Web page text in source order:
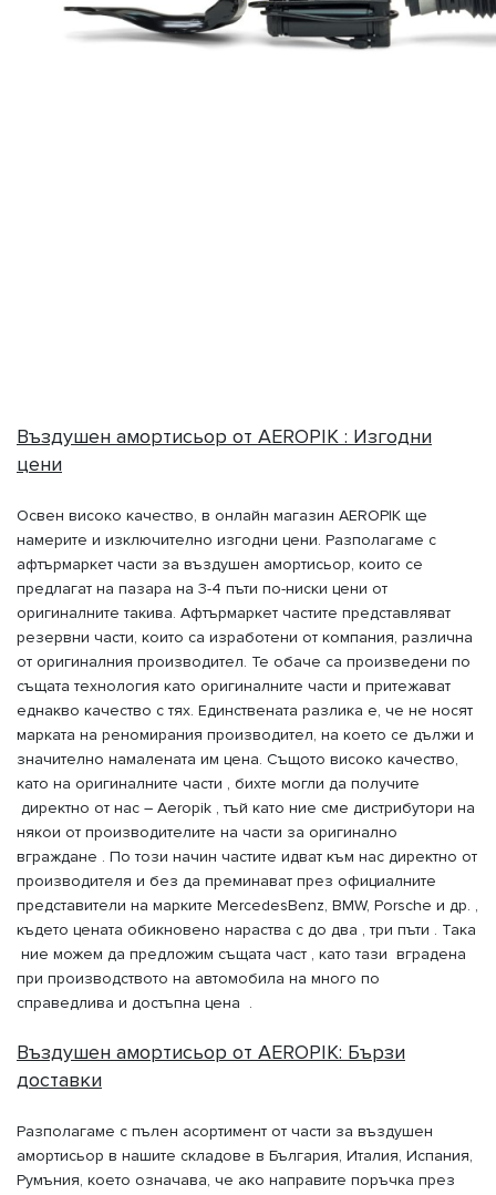
Въздушен амортисьор от AEROPIK : Изгодни
цени
Освен високо качество, в онлайн магазин AEROPIK ще
намерите и изключително изгодни цени. Разполагаме с
афтърмаркет части за въздушен амортисьор, които се
предлагат на пазара на 3-4 пъти по-ниски цени от
оригиналните такива. Афтърмаркет частите представляват
резервни части, които са изработени от компания, различна
от оригиналния производител. Те обаче са произведени по
същата технология като оригиналните части и притежават
еднакво качество с тях. Единствената разлика е, че не носят
марката на реномирания производител, на което се дължи и
значително намалената им цена. Същото високо качество,
като на оригиналните части , бихте могли да получите
директно от нас – Aeropik , тъй като ние сме дистрибутори на
някои от производителите на части за оригинално
вграждане . По този начин частите идват към нас директно от
производителя и без да преминават през официалните
представители на марките MercedesBenz, BMW, Porsche и др. ,
където цената обикновено нараства с до два , три пъти . Така
ние можем да предложим същата част , като тази вградена
при производството на автомобила на много по
справедлива и достъпна цена .
Въздушен амортисьор от AEROPIK: Бързи
доставки
Разполагаме с пълен асортимент от части за въздушен
амортисьор в нашите складове в България, Италия, Испания,
Румъния, което означава, че ако направите поръчка през